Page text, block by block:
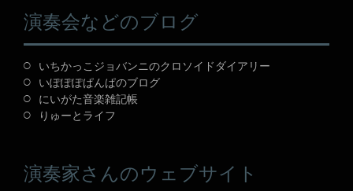
演奏会などのブログ
いちかっこジョバンニのクロソイドダイアリー
いぽぽぽぱんぱのブログ
にいがた音楽雑記帳
りゅーとライフ
演奏家さんのウェブサイト